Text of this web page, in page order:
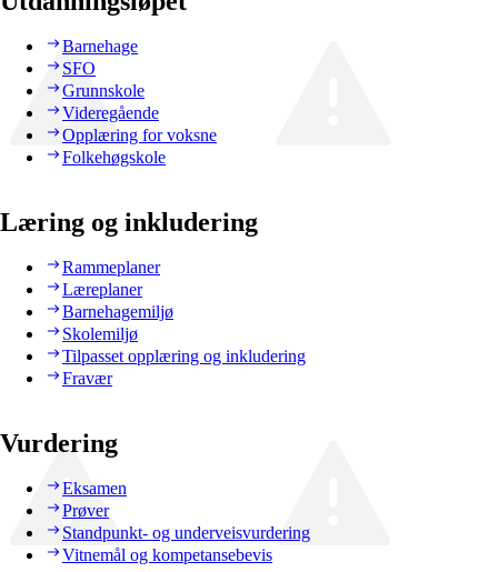
Barnehage
SFO
Grunnskole
Videregående
Opplæring for voksne
Folkehøgskole
Læring og inkludering
Rammeplaner
Læreplaner
Barnehagemiljø
Skolemiljø
Tilpasset opplæring og inkludering
Fravær
Vurdering
Eksamen
Prøver
Standpunkt- og underveisvurdering
Vitnemål og kompetansebevis